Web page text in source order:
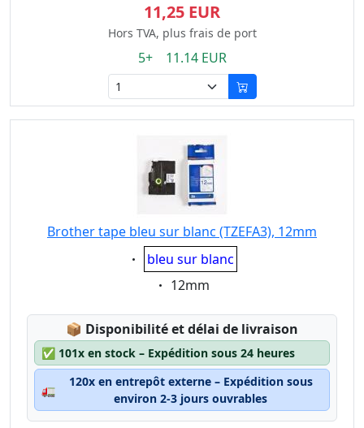
11,25 EUR
Hors TVA, plus frais de port
5+ 11.14 EUR
Brother tape bleu sur blanc (TZEFA3), 12mm
Eigenschaft:
bleu sur blanc
Eigenschaft:
12mm
📦 Lagerstatus:
Disponibilité et délai de livraison
✅ 101x en stock – Expédition sous 24 heures
🚛
120x en entrepôt externe – Expédition sous
environ 2-3 jours ouvrables